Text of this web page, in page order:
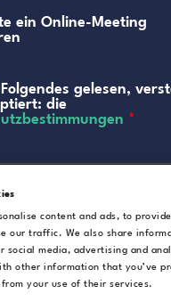
content and ads, to
our traffic. We also share
social media, advertising and
other information that you’ve
your use of their services.
ein Online-Meeting
gelesen,
die
*
Senden